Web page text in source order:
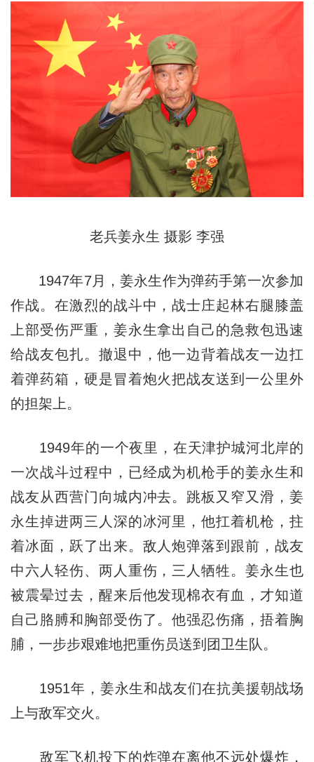
老兵姜永生 摄影 李强
1947年7月，姜永生作为弹药手第一次参加
作战。在激烈的战斗中，战士庄起林右腿膝盖
上部受伤严重，姜永生拿出自己的急救包迅速
给战友包扎。撤退中，他一边背着战友一边扛
着弹药箱，硬是冒着炮火把战友送到一公里外
的担架上。
1949年的一个夜里，在天津护城河北岸的
一次战斗过程中，已经成为机枪手的姜永生和
战友从西营门向城内冲去。跳板又窄又滑，姜
永生掉进两三人深的冰河里，他扛着机枪，拄
着冰面，跃了出来。敌人炮弹落到跟前，战友
中六人轻伤、两人重伤，三人牺牲。姜永生也
被震晕过去，醒来后他发现棉衣有血，才知道
自己胳膊和胸部受伤了。他强忍伤痛，捂着胸
脯，一步步艰难地把重伤员送到团卫生队。
1951年，姜永生和战友们在抗美援朝战场
上与敌军交火。
敌军飞机投下的炸弹在离他不远处爆炸，